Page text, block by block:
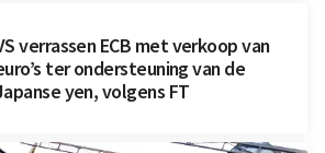
verrassen ECB met verkoop van
ter ondersteuning van de
yen, volgens FT